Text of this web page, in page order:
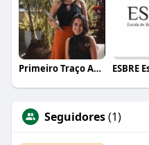
Primeiro Traço Arquitetura
Seguidores(1)